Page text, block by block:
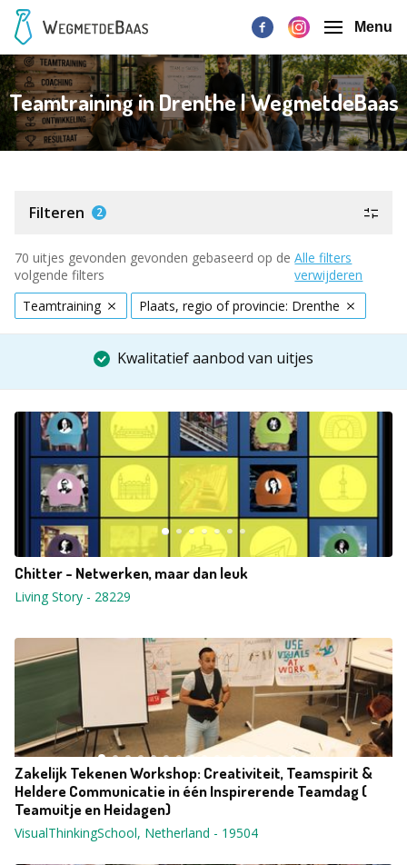
Menu
Teamtraining in Drenthe | WegmetdeBaas
Filteren 2
70 uitjes gevonden gevonden gebaseerd op de
volgende filters
Alle filters
verwijderen
Teamtraining
Plaats, regio of provincie: Drenthe
Kwalitatief aanbod van uitjes
Chitter - Netwerken, maar dan leuk
Living Story - 28229
Zakelijk Tekenen Workshop: Creativiteit, Teamspirit &
Heldere Communicatie in één Inspirerende Teamdag (
Teamuitje en Heidagen)
VisualThinkingSchool, Netherland - 19504